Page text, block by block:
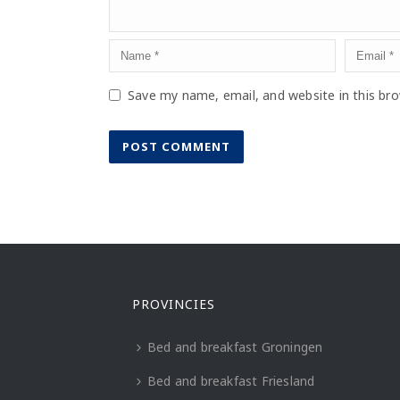
Save my name, email, and website in this
PROVINCIES
Bed and breakfast Groningen
Bed and breakfast Friesland